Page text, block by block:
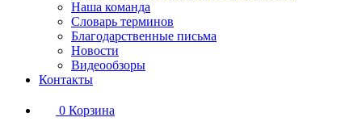
Наша команда
Словарь терминов
Благодарственные письма
Новости
Видеообзоры
Контакты
0 Корзина